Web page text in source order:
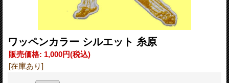
ワッペンカラー シルエット 糸原
販売価格: 1,000円(税込)
[在庫あり]